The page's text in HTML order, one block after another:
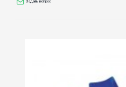
Задать вопрос